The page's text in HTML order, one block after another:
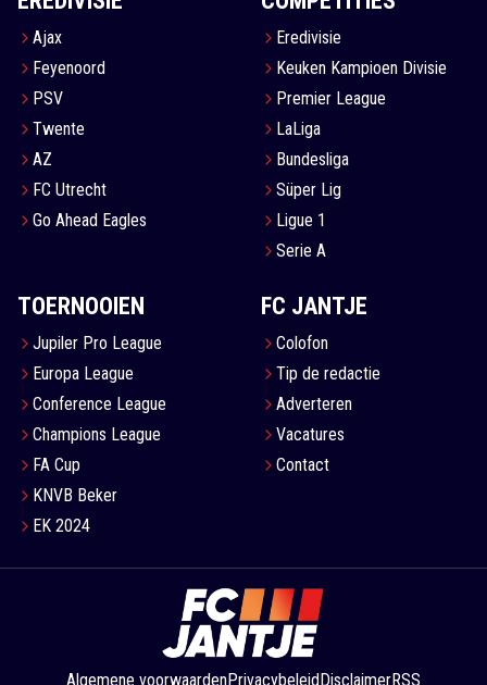
Ajax
Feyenoord
PSV
Twente
AZ
FC Utrecht
Go Ahead Eagles
Eredivisie
Keuken Kampioen Divisie
Premier League
LaLiga
Bundesliga
Süper Lig
Ligue 1
Serie A
TOERNOOIEN
Jupiler Pro League
Europa League
Conference League
Champions League
FA Cup
KNVB Beker
EK 2024
FC JANTJE
Colofon
Tip de redactie
Adverteren
Vacatures
Contact
Algemene voorwaardenPrivacybeleidDisclaimerRSS